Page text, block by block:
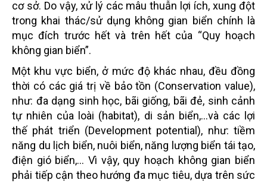
cơ sở. Do vậy, xử lý các mâu thuẫn lợi ích, xung đột
trong khai thác/sử dụng không gian biển chính là
mục đích trước hết và trên hết của “Quy hoạch
không gian biển”.
Một khu vực biển, ở mức độ khác nhau, đều đồng
thời có các giá trị về bảo tồn (Conservation value),
như: đa dạng sinh học, bãi giống, bãi đẻ, sinh cảnh
tự nhiên của loài (habitat), di sản biển,…và các lợi
thế phát triển (Development potential), như: tiềm
năng du lịch biển, nuôi biển, năng lượng biển tái tạo,
điện gió biển,... Vì vậy, quy hoạch không gian biển
phải tiếp cận theo hướng đa mục tiêu, dựa trên sức